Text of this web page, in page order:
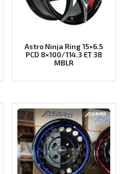
Astro Ninja Ring 15×6.5
PCD 8×100/114.3 ET 38
MBLR